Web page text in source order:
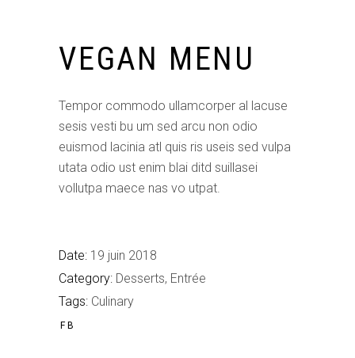
VEGAN MENU
Tempor commodo ullamcorper al lacuse
sesis vesti bu um sed arcu non odio
euismod lacinia atl quis ris useis sed vulpa
utata odio ust enim blai ditd suillasei
vollutpa maece nas vo utpat.
Date: 19 juin 2018
Category: Desserts Entrée
Tags: Culinary
FB